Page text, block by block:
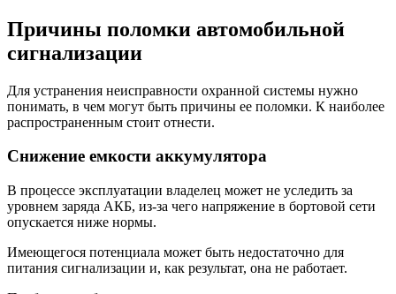
Причины поломки автомобильной
сигнализации
Для устранения неисправности охранной системы нужно
понимать, в чем могут быть причины ее поломки. К наиболее
распространенным стоит отнести.
Снижение емкости аккумулятора
В процессе эксплуатации владелец может не уследить за
уровнем заряда АКБ, из-за чего напряжение в бортовой сети
опускается ниже нормы.
Имеющегося потенциала может быть недостаточно для
питания сигнализации и, как результат, она не работает.